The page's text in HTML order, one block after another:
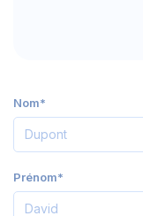
Nom*
Prénom*